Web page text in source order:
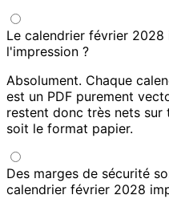
Le calendrier février
l'impression ?
Absolument. Chaque
est un PDF purement
restent donc très nets
soit le format papier.
Des marges de sécurité
calendrier février 2028